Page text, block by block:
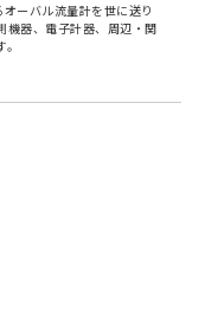
ーバル流量計を世に送り
機器、電子計器、周辺・関